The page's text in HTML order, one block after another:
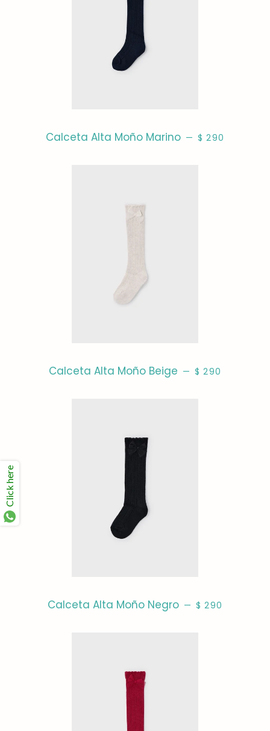
Calceta Alta Moño Marino — PRECIO
$ 290
Calceta Alta Moño Beige — PRECIO
$ 290
Calceta Alta Moño Negro — PRECIO
$ 290
Click here